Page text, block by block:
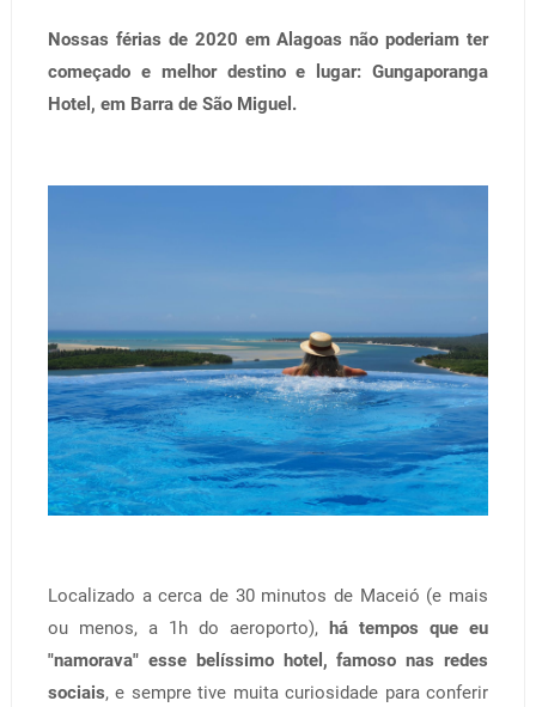
Nossas férias de 2020 em Alagoas não poderiam ter
começado e melhor destino e lugar: Gungaporanga
Hotel, em Barra de São Miguel.
Localizado a cerca de 30 minutos de Maceió (e mais
ou menos, a 1h do aeroporto), há tempos que eu
"namorava" esse belíssimo hotel, famoso nas redes
sociais, e sempre tive muita curiosidade para conferir